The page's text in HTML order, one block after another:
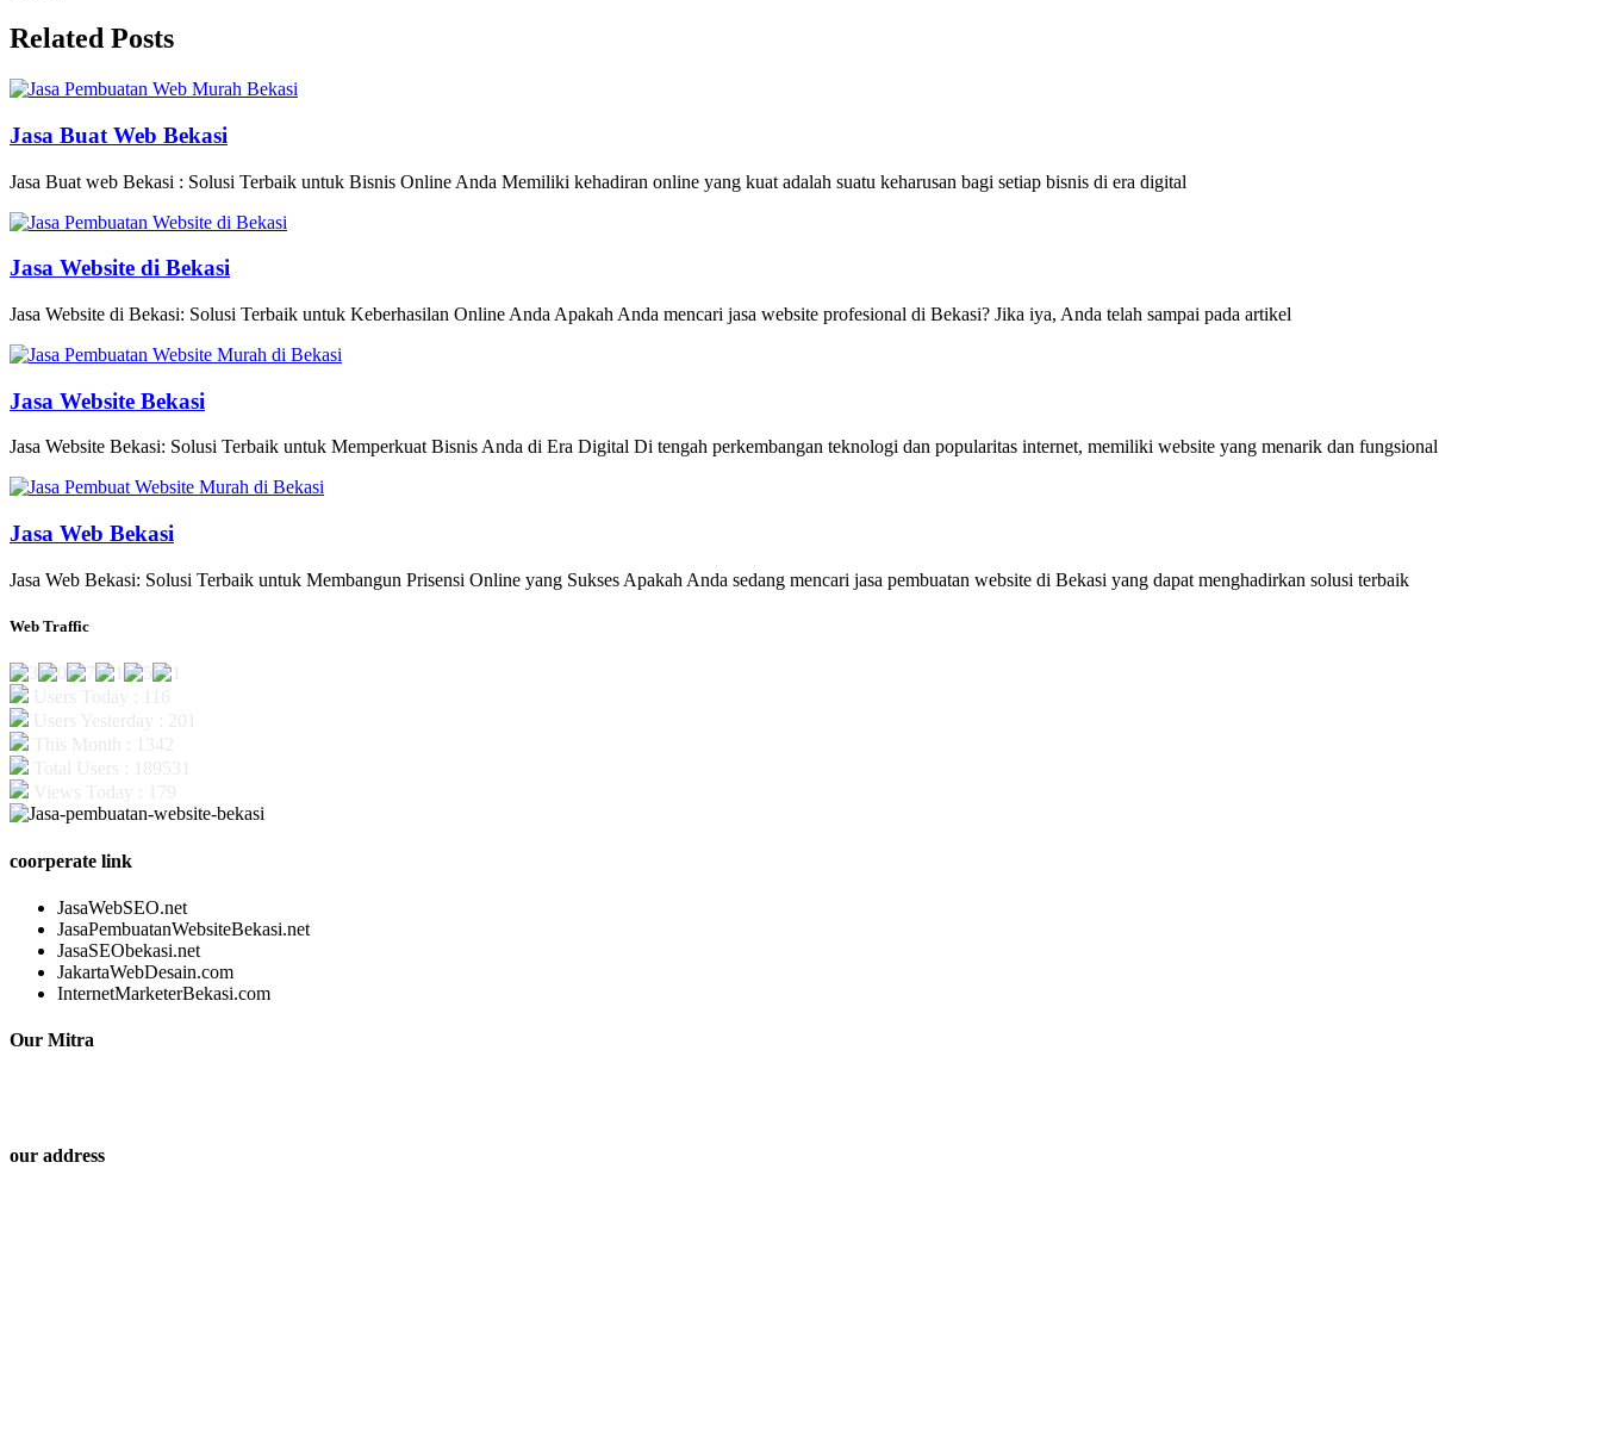
Related Posts
Jasa Buat Web Bekasi
Jasa Buat web Bekasi : Solusi Terbaik untuk Bisnis Online Anda Memiliki kehadiran online yang kuat adalah suatu keharusan bagi setiap bisnis di era digital
Jasa Website di Bekasi
Jasa Website di Bekasi: Solusi Terbaik untuk Keberhasilan Online Anda Apakah Anda mencari jasa website profesional di Bekasi? Jika iya, Anda telah sampai pada artikel
Jasa Website Bekasi
Jasa Website Bekasi: Solusi Terbaik untuk Memperkuat Bisnis Anda di Era Digital Di tengah perkembangan teknologi dan popularitas internet, memiliki website yang menarik dan fungsional
Jasa Web Bekasi
Jasa Web Bekasi: Solusi Terbaik untuk Membangun Prisensi Online yang Sukses Apakah Anda sedang mencari jasa pembuatan website di Bekasi yang dapat menghadirkan solusi terbaik
Web Traffic
coorperate link
JasaWebSEO.net
JasaPembuatanWebsiteBekasi.net
JasaSEObekasi.net
JakartaWebDesain.com
InternetMarketerBekasi.com
Our Mitra
our address